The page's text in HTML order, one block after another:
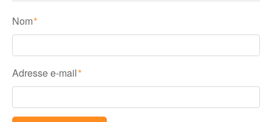
Nom *
Adresse e-mail *